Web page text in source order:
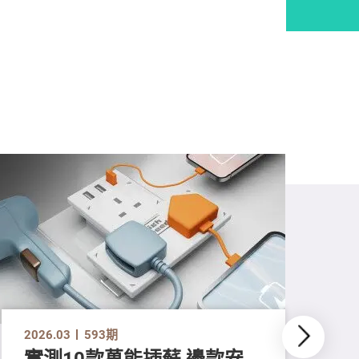
2026.03 593期